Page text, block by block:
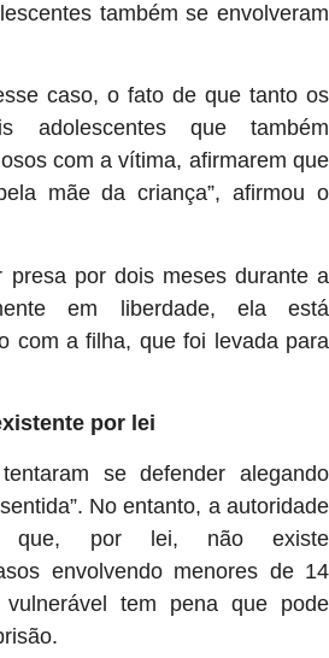
também se envolveram
caso, o fato de que tanto os
adolescentes que também
com a vítima, afirmarem que
mãe da criança”, afirmou o
presa por dois meses durante a
em liberdade, ela está
com a filha, que foi levada para
por lei
se defender alegando
No entanto, a autoridade
que, por lei, não existe
envolvendo menores de 14
tem pena que pode